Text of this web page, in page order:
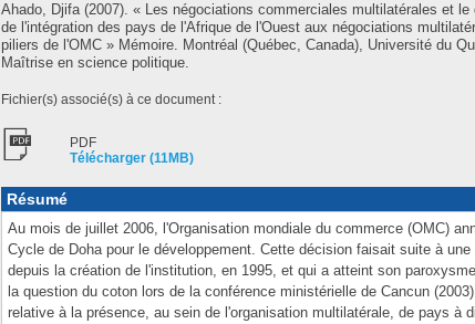
Ahado, Djifa(2007). « Les négociations commerciales multilatérales et le
de l'intégration des pays de l'Afrique de l'Ouest aux négociations
piliers de l'OMC » Mémoire. Montréal (Québec, Canada), Université du
Maîtrise en science politique.
Fichier(s) associé(s) à ce document :
PDF
Télécharger (11MB)
Résumé
Au mois de juillet 2006, l'Organisation mondiale du commerce (OMC)
Cycle de Doha pour le développement. Cette décision faisait suite à
depuis la création de l'institution, en 1995, et qui a atteint son
la question du coton lors de la conférence ministérielle de Cancun
relative à la présence, au sein de l'organisation multilatérale, de pays à